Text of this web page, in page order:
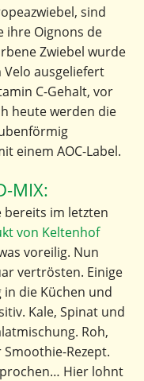
sind
ihre Oignons de
Zwiebel wurde
ausgeliefert
C-Gehalt, vor
heute werden die
einem AOC-Label.
MIX:
bereits im letzten
von Keltenhof
voreilig. Nun
vertrösten. Einige
die Küchen und
Kale, Spinat und
Roh,
Rezept.
Hier lohnt